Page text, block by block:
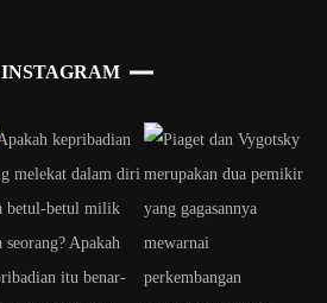
INSTAGRAM